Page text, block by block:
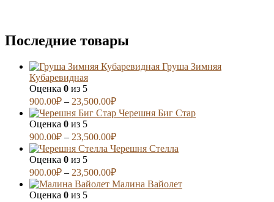
Последние товары
Груша Зимняя
Кубаревидная
Оценка 0 из 5
900.00₽ – 23,500.00₽
Черешня Биг Стар
Оценка 0 из 5
900.00₽ – 23,500.00₽
Черешня Стелла
Оценка 0 из 5
900.00₽ – 23,500.00₽
Малина Вайолет
Оценка 0 из 5